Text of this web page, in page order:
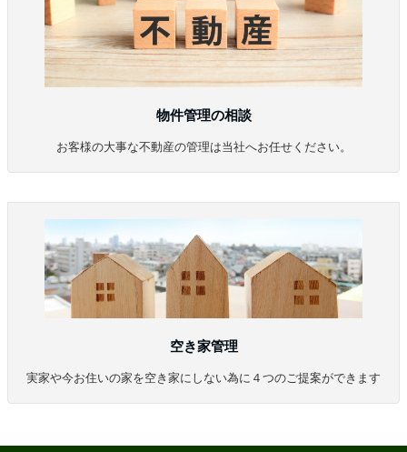
物件管理の相談
お客様の大事な不動産の管理は当社へお任せください。
空き家管理
実家や今お住いの家を空き家にしない為に４つのご提案ができます